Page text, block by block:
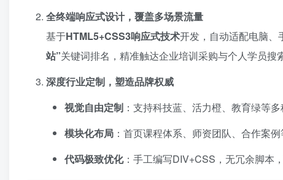
全终端响应式设计，覆盖多场景流量
基于HTML5+CSS3响应式技术开发，自动适配电脑、
站”​关键词排名，精准触达企业培训采购与个人学员搜
深度行业定制，塑造品牌权威
视觉自由定制 ：支持科技蓝、活力橙、教育绿等
模块化布局 ：首页课程体系、师资团队、合作案
代码极致优化：手工编写DIV+CSS，无冗余脚本